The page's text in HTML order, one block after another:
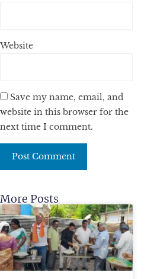
Website
Save my name, email, and
website in this browser for the
next time I comment.
More Posts